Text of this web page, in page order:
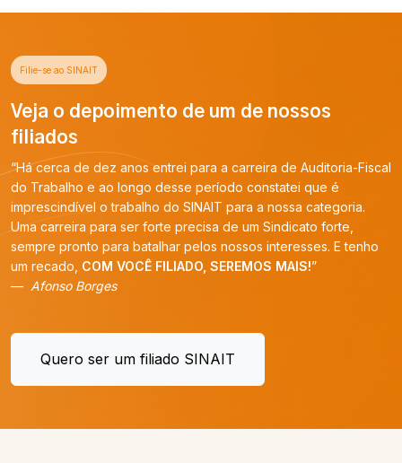
Filie-se ao SINAIT
Veja o depoimento de um de nossos
filiados
“Há cerca de dez anos entrei para a carreira de Auditoria-Fiscal
do Trabalho e ao longo desse período constatei que é
imprescindível o trabalho do SINAIT para a nossa categoria.
Uma carreira para ser forte precisa de um Sindicato forte,
sempre pronto para batalhar pelos nossos interesses. E tenho
um recado, COM VOCÊ FILIADO, SEREMOS MAIS!”
Afonso Borges
Quero ser um filiado SINAIT